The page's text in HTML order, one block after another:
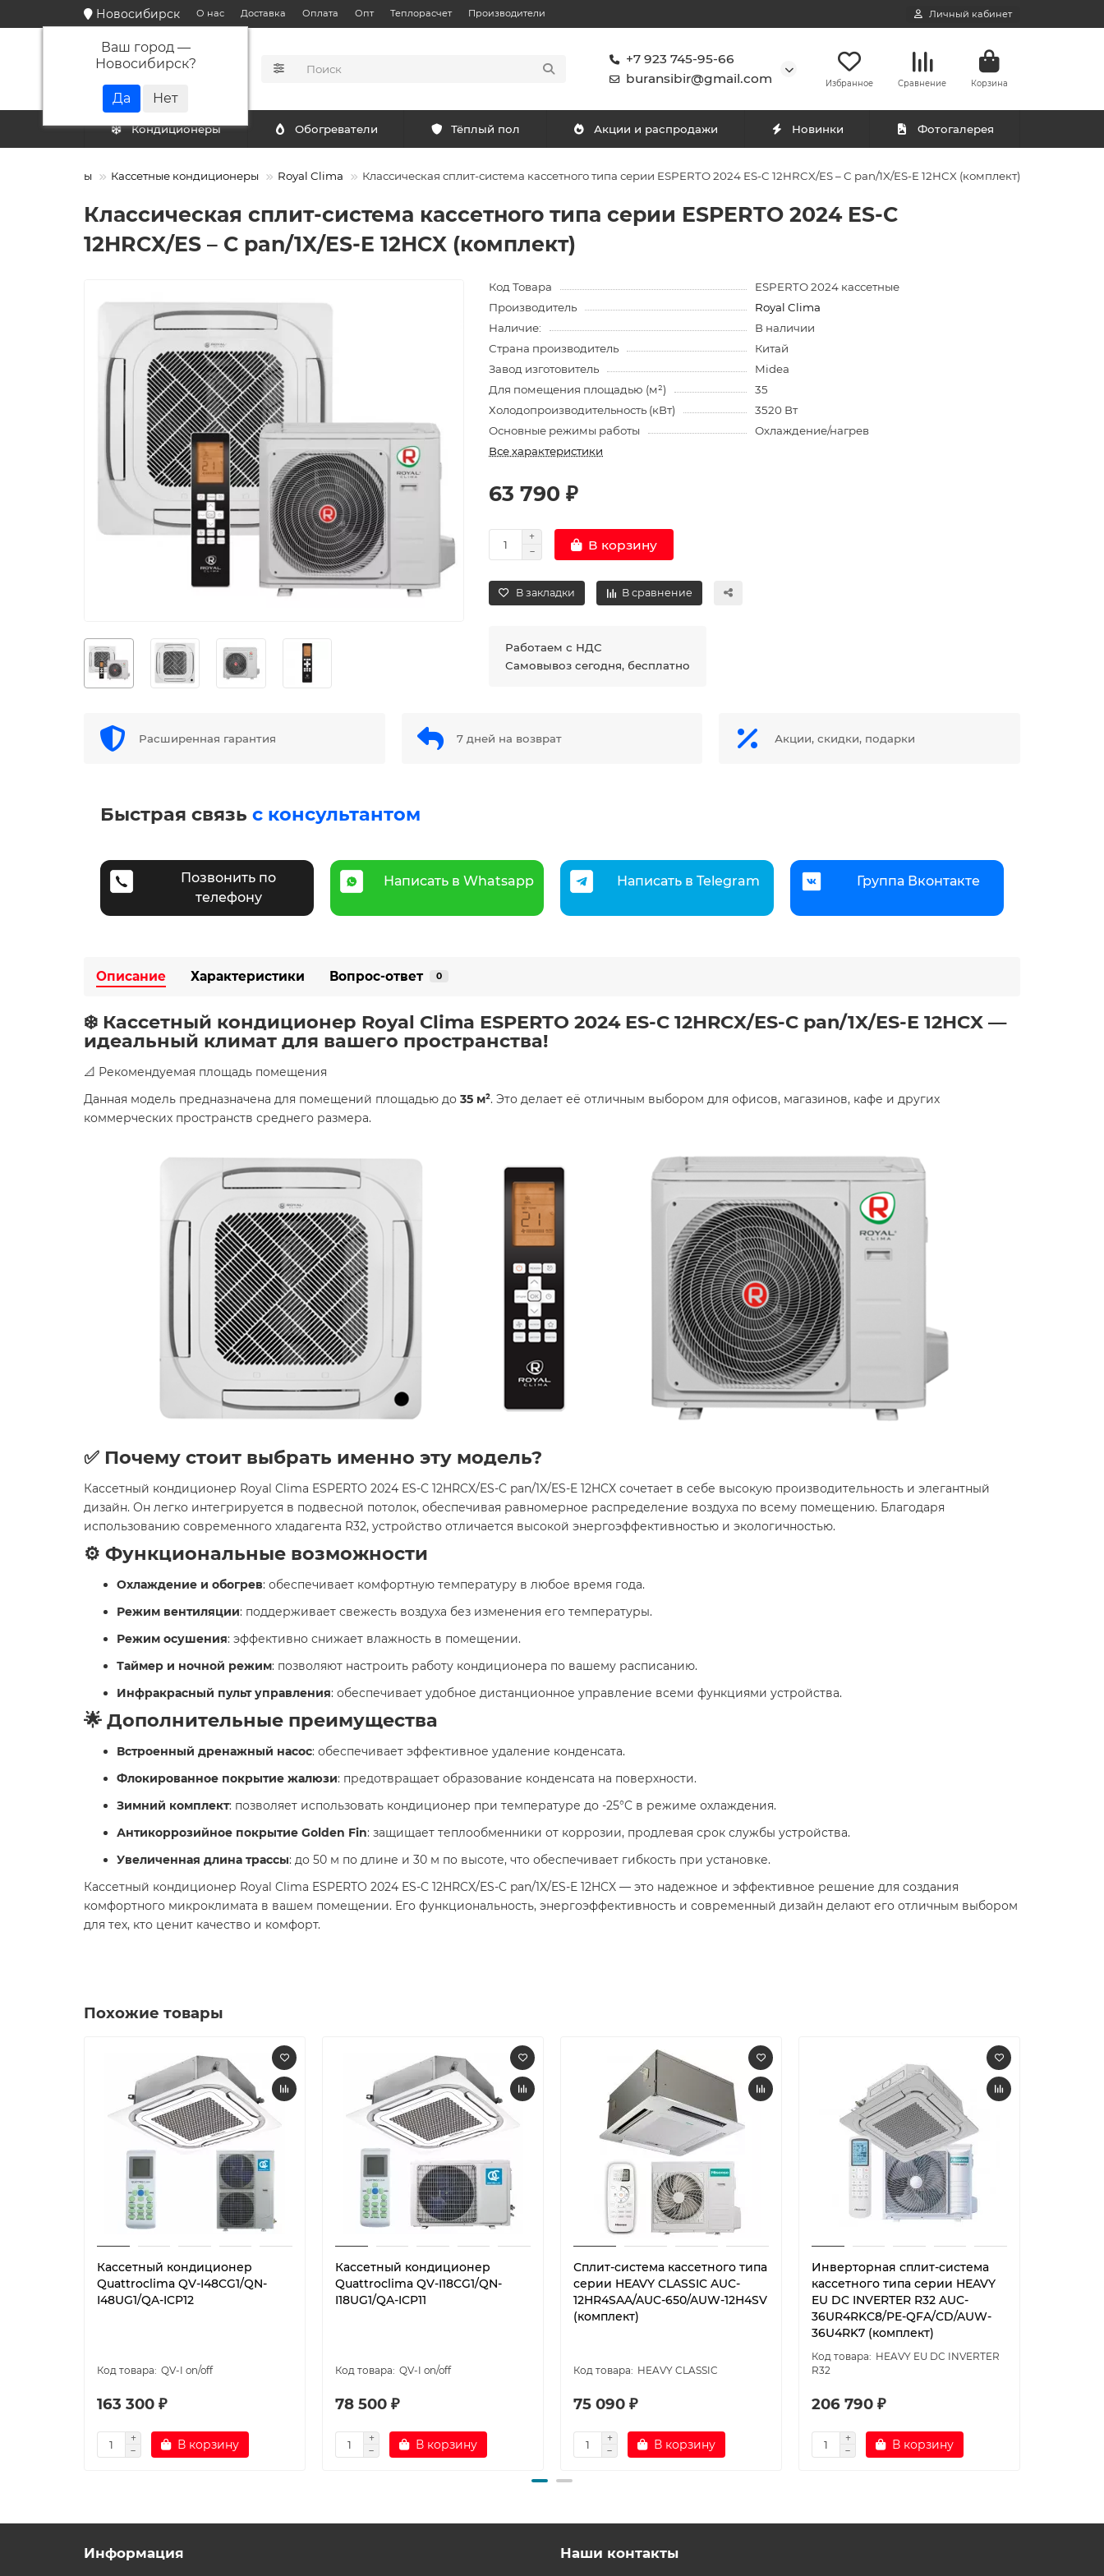
Новосибирск
Ваш город —
Новосибирск?
О нас Доставка Оплата Опт Теплорасчет Производители Личный кабинет
КАТАЛОГ
+7 923 745-95-66
buransibir@gmail.com
Избранное Сравнение Корзина
Кондиционеры Обогреватели Тёплый пол Акции и распродажи Новинки Фотогалерея
Кондиционеры Кассетные кондиционеры Royal Clima Классическая сплит-система кассетного типа серии ESPERTO 2024 ES-C 12HRCX/ES – C pan/1X/ES-E 12HCX (комплект)
Классическая сплит-система кассетного типа серии ESPERTO 2024 ES-C
12HRCX/ES – C pan/1X/ES-E 12HCX (комплект)
Код Товара
ESPERTO 2024 кассетные
Производитель
Royal Clima
Наличие:
В наличии
Страна производитель
Китай
Завод изготовитель
Midea
Для помещения площадью (м²)
35
Холодопроизводительность (кВт)
3520 Вт
Основные режимы работы
Охлаждение/нагрев
Все характеристики
63 790 ₽
В корзину
В закладки В сравнение
Работаем с НДС
Самовывоз сегодня, бесплатно
Расширенная гарантия 7 дней на возврат Акции, скидки, подарки
Быстрая связь с консультантом
Позвонить по
телефону
Написать в Whatsapp Написать в Telegram Группа Вконтакте
Описание Характеристики Вопрос-ответ 0
❄️ Кассетный кондиционер Royal Clima ESPERTO 2024 ES-C 12HRCX/ES-C pan/1X/ES-E 12HCX —
идеальный климат для вашего пространства!
📐 Рекомендуемая площадь помещения
Данная модель предназначена для помещений площадью до 35 м². Это делает её отличным выбором для офисов, магазинов, кафе и других
коммерческих пространств среднего размера.
✅ Почему стоит выбрать именно эту модель?
Кассетный кондиционер Royal Clima ESPERTO 2024 ES-C 12HRCX/ES-C pan/1X/ES-E 12HCX сочетает в себе высокую производительность и элегантный
дизайн. Он легко интегрируется в подвесной потолок, обеспечивая равномерное распределение воздуха по всему помещению. Благодаря
использованию современного хладагента R32, устройство отличается высокой энергоэффективностью и экологичностью.
⚙️ Функциональные возможности
Охлаждение и обогрев: обеспечивает комфортную температуру в любое время года.
Режим вентиляции: поддерживает свежесть воздуха без изменения его температуры.
Режим осушения: эффективно снижает влажность в помещении.
Таймер и ночной режим: позволяют настроить работу кондиционера по вашему расписанию.
Инфракрасный пульт управления: обеспечивает удобное дистанционное управление всеми функциями устройства.
🌟 Дополнительные преимущества
Встроенный дренажный насос: обеспечивает эффективное удаление конденсата.
Флокированное покрытие жалюзи: предотвращает образование конденсата на поверхности.
Зимний комплект: позволяет использовать кондиционер при температуре до -25°C в режиме охлаждения.
Антикоррозийное покрытие Golden Fin: защищает теплообменники от коррозии, продлевая срок службы устройства.
Увеличенная длина трассы: до 50 м по длине и 30 м по высоте, что обеспечивает гибкость при установке.
Кассетный кондиционер Royal Clima ESPERTO 2024 ES-C 12HRCX/ES-C pan/1X/ES-E 12HCX — это надежное и эффективное решение для создания
комфортного микроклимата в вашем помещении. Его функциональность, энергоэффективность и современный дизайн делают его отличным выбором
для тех, кто ценит качество и комфорт.
Похожие товары
Кассетный кондиционер
Quattroclima QV-I48CG1/QN-
I48UG1/QA-ICP12
QV-I on/off
163 300 ₽
В корзину
Кассетный кондиционер
Quattroclima QV-I18CG1/QN-
I18UG1/QA-ICP11
QV-I on/off
78 500 ₽
В корзину
Сплит-система кассетного типа
серии HEAVY CLASSIC AUC-
12HR4SAA/AUC-650/AUW-12H4SV
(комплект)
HEAVY CLASSIC
75 090 ₽
В корзину
Инверторная сплит-система
кассетного типа серии HEAVY
EU DC INVERTER R32 AUC-
36UR4RKC8/PE-QFA/CD/AUW-
36U4RK7 (комплект)
HEAVY EU DC INVERTER
R32
206 790 ₽
В корзину
Информация Наши контакты